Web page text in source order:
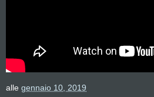
alle gennaio 10, 2019